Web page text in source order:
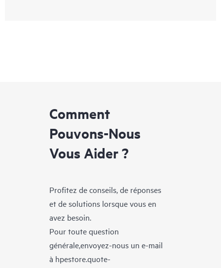
Comment
Pouvons-Nous
Vous Aider ?
Profitez de conseils, de réponses
et de solutions lorsque vous en
avez besoin.
Pour toute question
générale,envoyez-nous un e-mail
à hpestore.quote-